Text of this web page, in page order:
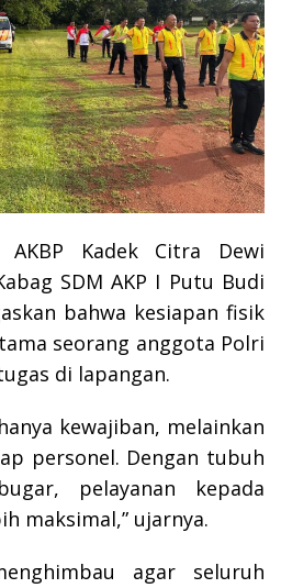
AKBP Kadek Citra Dewi
SDM AKP I Putu Budi
bahwa kesiapan fisik
seorang anggota Polri
di lapangan.
kewajiban, melainkan
personel. Dengan tubuh
pelayanan kepada
maksimal,” ujarnya.
agar seluruh